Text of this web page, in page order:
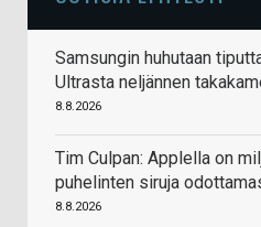
Samsungin huhutaan
Ultrasta neljännen
8.8.2026
Tim Culpan: Applella on
puhelinten siruja
8.8.2026